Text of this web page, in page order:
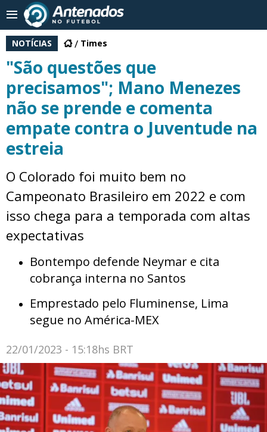
NOTÍCIAS Times
"São questões que
precisamos"; Mano Menezes
não se prende e comenta
empate contra o Juventude na
estreia
O Colorado foi muito bem no
Campeonato Brasileiro em 2022 e com
isso chega para a temporada com altas
expectativas
Bontempo defende Neymar e cita
cobrança interna no Santos
Emprestado pelo Fluminense, Lima
segue no América-MEX
22/01/2023 - 15:18hs BRT